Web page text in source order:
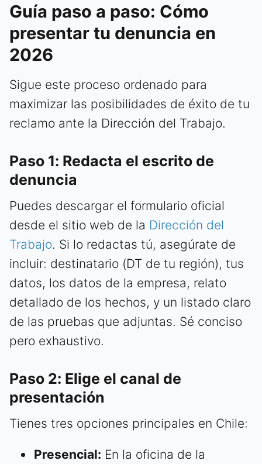
Guía paso a paso: Cómo
presentar tu denuncia en
2026
Sigue este proceso ordenado para
maximizar las posibilidades de éxito de tu
reclamo ante la Dirección del Trabajo.
Paso 1: Redacta el escrito de
denuncia
Puedes descargar el formulario oficial
desde el sitio web de la Dirección del
Trabajo. Si lo redactas tú, asegúrate de
incluir: destinatario (DT de tu región), tus
datos, los datos de la empresa, relato
detallado de los hechos, y un listado claro
de las pruebas que adjuntas. Sé conciso
pero exhaustivo.
Paso 2: Elige el canal de
presentación
Tienes tres opciones principales en Chile:
Presencial: En la oficina de la